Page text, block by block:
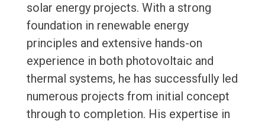
solar energy projects. With a strong
foundation in renewable energy
principles and extensive hands-on
experience in both photovoltaic and
thermal systems, he has successfully led
numerous projects from initial concept
through to completion. His expertise in